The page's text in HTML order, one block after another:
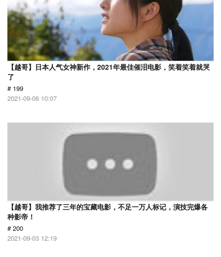
【越哥】日本人气女神新作，2021年最佳催泪电影，笑着笑着就哭
了
# 199
2021-09-06 10:07
【越哥】我推荐了三年的宝藏电影，不足一万人标记，演技完爆各
种影帝！
# 200
2021-09-03 12:19